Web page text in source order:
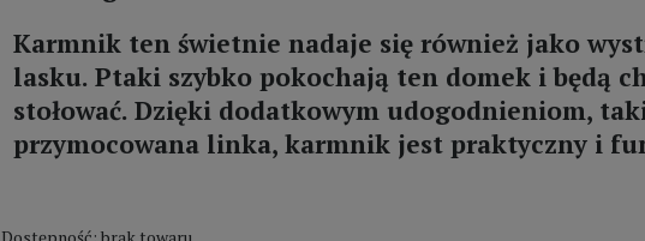
Karmnik ten świetnie nadaje się również jako
lasku. Ptaki szybko pokochają ten domek i będą
stołować. Dzięki dodatkowym udogodnieniom,
przymocowana linka, karmnik jest praktyczny i